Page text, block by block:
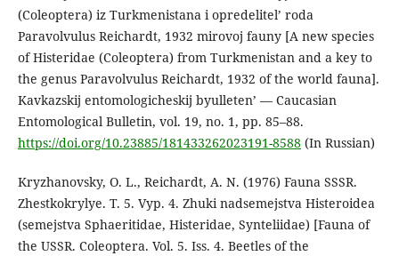
(Coleoptera) iz Turkmenistana i opredelitel’ roda
Paravolvulus Reichardt, 1932 mirovoj fauny [A new species
of Histeridae (Coleoptera) from Turkmenistan and a key to
the genus Paravolvulus Reichardt, 1932 of the world fauna].
Kavkazskij entomologicheskij byulleten’ — Caucasian
Entomological Bulletin, vol. 19, no. 1, pp. 85–88.
https://doi.org/10.23885/181433262023191-8588(In Russian)
Kryzhanovsky, O. L., Reichardt, A. N. (1976) Fauna SSSR.
Zhestkokrylye. T. 5. Vyp. 4. Zhuki nadsemejstva Histeroidea
(semejstva Sphaeritidae, Histeridae, Synteliidae) [Fauna of
the USSR. Coleoptera. Vol. 5. Iss. 4. Beetles of the